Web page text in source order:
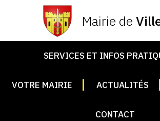
Mairie de
SERVICES ET INFOS
VOTRE MAIRIE ACTUALITÉS
CONTACT